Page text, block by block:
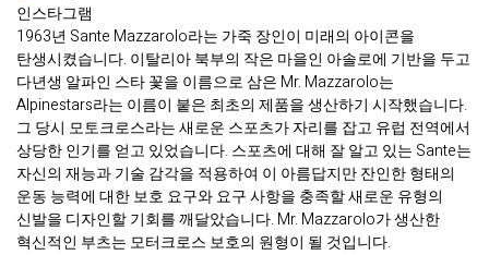
인스타그램
1963년 Sante Mazzarolo라는 가죽 장인이 미래의 아이콘을
탄생시켰습니다. 이탈리아 북부의 작은 마을인 아솔로에 기반을 두고
다년생 알파인 스타 꽃을 이름으로 삼은 Mr. Mazzarolo는
Alpinestars라는 이름이 붙은 최초의 제품을 생산하기 시작했습니다.
그 당시 모토크로스라는 새로운 스포츠가 자리를 잡고 유럽 전역에서
상당한 인기를 얻고 있었습니다. 스포츠에 대해 잘 알고 있는 Sante는
자신의 재능과 기술 감각을 적용하여 이 아름답지만 잔인한 형태의
운동 능력에 대한 보호 요구와 요구 사항을 충족할 새로운 유형의
신발을 디자인할 기회를 깨달았습니다. Mr. Mazzarolo가 생산한
혁신적인 부츠는 모터크로스 보호의 원형이 될 것입니다.